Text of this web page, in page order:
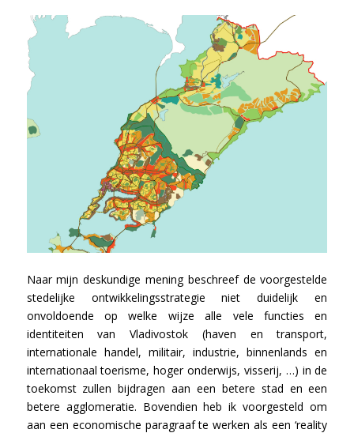
Naar mijn deskundige mening beschreef de voorgestelde
stedelijke ontwikkelingsstrategie niet duidelijk en
onvoldoende op welke wijze alle vele functies en
identiteiten van Vladivostok (haven en transport,
internationale handel, militair, industrie, binnenlands en
internationaal toerisme, hoger onderwijs, visserij, …) in de
toekomst zullen bijdragen aan een betere stad en een
betere agglomeratie. Bovendien heb ik voorgesteld om
aan een economische paragraaf te werken als een ‘reality